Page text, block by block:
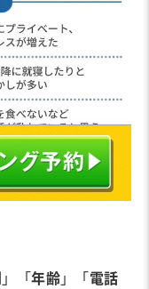
」「年齢」「電話